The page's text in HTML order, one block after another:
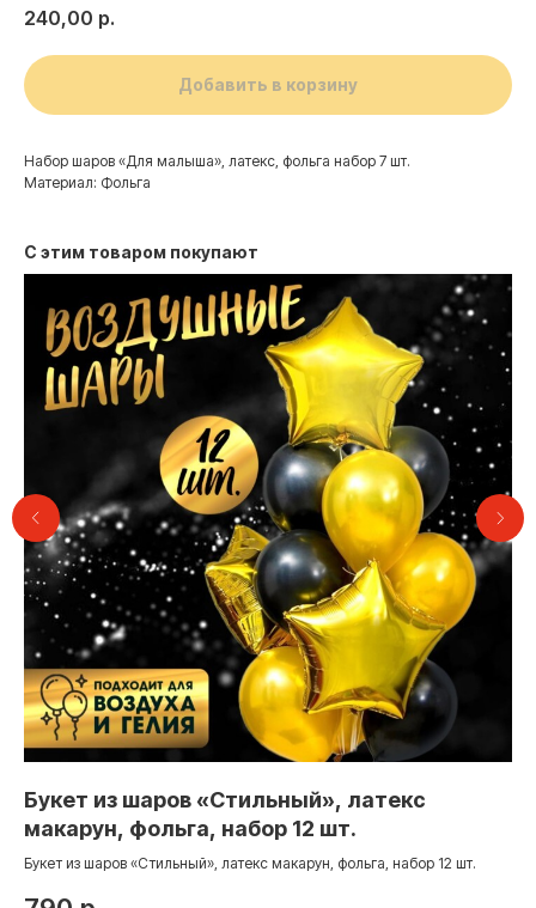
240,00 р.
Добавить в корзину
Набор шаров «Для малыша», латекс, фольга набор 7 шт.
Материал: Фольга
С этим товаром покупают
Букет из шаров «Стильный», латекс
макарун, фольга, набор 12 шт.
Букет из шаров «Стильный», латекс макарун, фольга, набор 12 шт.
Контакты
+7 (495) 005-03-13
help@upakovali.online